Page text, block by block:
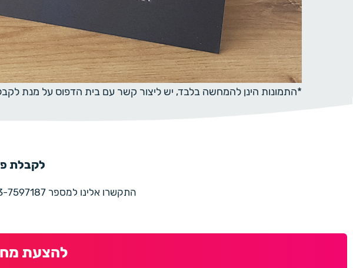
*התמונות הינן להמחשה בלבד, יש ליצור קשר עם בית הדפוס על מנת
לקבלת
התקשרו אלינו למספר 073-7597187 או מלאו את פרטיכם בטופס צור קשר ונחזור בהקדם
להצעת